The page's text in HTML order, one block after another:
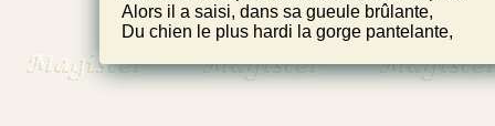
Alors il a saisi, dans sa gueule brûlante,
Du chien le plus hardi la gorge pantelante,